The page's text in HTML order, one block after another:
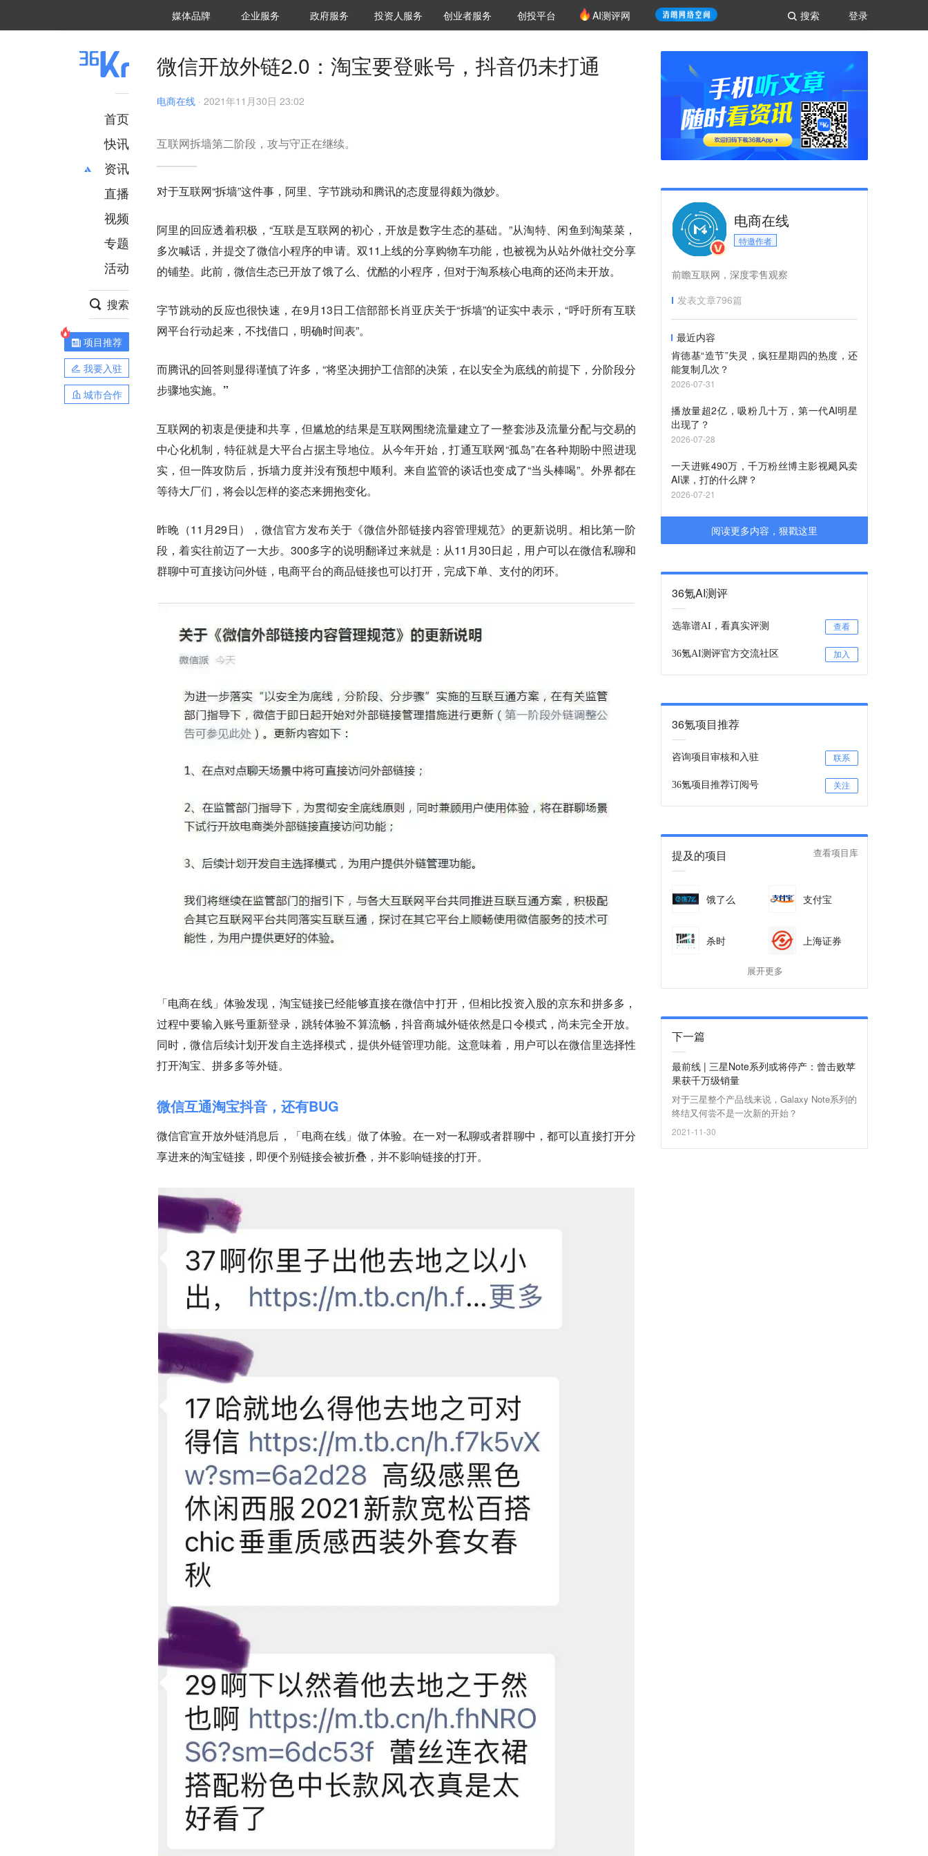
登录
搜索
媒体品牌 36Kr研究院
企业服务 城市之窗
政府服务 VClub投资机构库
投资机构职位推介
投资人服务 创投氪堂
创业者服务 创投平台 AI测评网
首页
快讯
资讯
推荐
财经
项目推荐
安徽
直播
视频
专题
活动
搜索
项目推荐
我要入驻
城市合作
微信开放外链2.0：淘宝要登账号，抖音仍未打通
电商在线 · 2021年11月30日 23:02
互联网拆墙第二阶段，攻与守正在继续。
对于互联网“拆墙”这件事，阿里、字节跳动和腾讯的态度显得颇为微妙。
阿里的回应透着积极，“互联是互联网的初心，开放是数字生态的基础。”从淘特、闲鱼到淘菜菜，
多次喊话，并提交了微信小程序的申请。双11上线的分享购物车功能，也被视为从站外做社交分享
的铺垫。此前，微信生态已开放了饿了么、优酷的小程序，但对于淘系核心电商的还尚未开放。
字节跳动的反应也很快速，在9月13日工信部部长肖亚庆关于“拆墙”的证实中表示，“呼吁所有互联
网平台行动起来，不找借口，明确时间表”。
而腾讯的回答则显得谨慎了许多，“将坚决拥护工信部的决策， 在以安全为底线的前提下，分阶段分
步骤地实施。”
互联网的初衷是便捷和共享，但尴尬的结果是互联网围绕流量建立了一整套涉及流量分配与交易的
中心化机制，特征就是大平台占据主导地位。从今年开始，打通互联网“孤岛”在各种期盼中照进现
实，但一阵攻防后，拆墙力度并没有预想中顺利。来自监管的谈话也变成了“当头棒喝”。外界都在
等待大厂们，将会以怎样的姿态来拥抱变化。
昨晚（11月29日），微信官方发布关于《微信外部链接内容管理规范》的更新说明。相比第一阶
段，着实往前迈了一大步。300多字的说明翻译过来就是：从11月30日起， 用户可以在微信私聊和
群聊中可直接访问外链，电商平台的商品链接也可以打开，完成下单、支付的闭环。
「电商在线」体验发现，淘宝链接已经能够直接在微信中打开，但相比投资入股的京东和拼多多，
过程中要输入账号重新登录，跳转体验不算流畅，抖音商城外链依然是口令模式，尚未完全开放。
同时，微信后续计划开发自主选择模式，提供外链管理功能。 这意味着，用户可以在微信里选择性
打开淘宝、拼多多等外链。
微信互通淘宝抖音，还有BUG
微信官宣开放外链消息后，「电商在线」做了体验。在一对一私聊或者群聊中，都可以直接打开分
享进来的淘宝链接，即便个别链接会被折叠，并不影响链接的打开。
电商在线
特邀作者
前瞻互联网，深度零售观察
发表文章796篇
最近内容
肯德基“造节”失灵，疯狂星期四的热度，还
能复制几次？
2026-07-31
播放量超2亿，吸粉几十万，第一代AI明星
出现了？
2026-07-28
一天进账490万，千万粉丝博主影视飓风卖
AI课，打的什么牌？
2026-07-21
阅读更多内容，狠戳这里
36氪AI测评
选靠谱AI，看真实评测 查看
36氪AI测评官方交流社区 加入
36氪项目推荐
咨询项目审核和入驻 联系
36氪项目推荐订阅号 关注
提及的项目 查看项目库
饿了么 支付宝
杀时 上海证券
展开更多
下一篇
最前线 | 三星Note系列或将停产：曾击败苹
果获千万级销量
对于三星整个产品线来说，Galaxy Note系列的
终结又何尝不是一次新的开始？
2021-11-30